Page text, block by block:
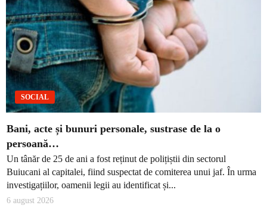
SOCIAL
Bani, acte și bunuri personale, sustrase de la o
persoană…
Un tânăr de 25 de ani a fost reținut de polițiștii din sectorul
Buiucani al capitalei, fiind suspectat de comiterea unui jaf. În urma
investigațiilor, oamenii legii au identificat și...
6 august 2026